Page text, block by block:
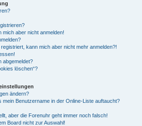
mich aber nicht anmelden!
kann mich aber nicht mehr anmelden?!
abgemeldet?
löschen“?
ändern?
Benutzername in der Online-Liste auftaucht?
aber die Forenuhr geht immer noch falsch!
Board nicht zur Auswahl!